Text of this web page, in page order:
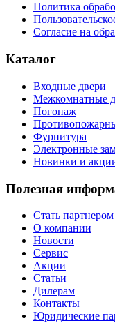
Политика
Согласие на
Каталог
Входные двери
Межкомнатные
Погонаж
Фурнитура
Электронные
Новинки и
Полезная
Стать партнером
О компании
Новости
Сервис
Акции
Статьи
Дилерам
Контакты
Юридические